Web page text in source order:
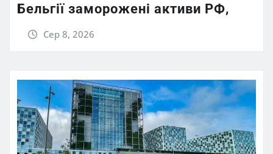
Бельгії заморожені активи РФ,
Сер 8, 2026